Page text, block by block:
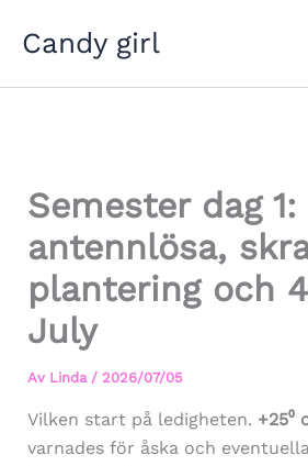
Candy girl
Semester dag 1:
antennlösa,
plantering och
July
Av Linda / 2026/07/05
Vilken start på ledigheten. +25⁰
varnades för åska och